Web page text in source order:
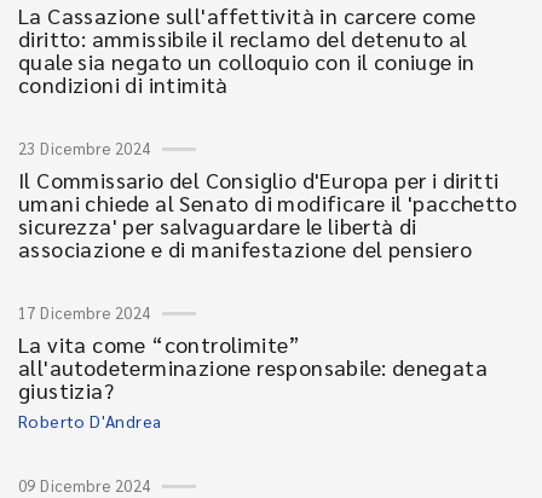
La Cassazione sull'affettività in carcere come
diritto: ammissibile il reclamo del detenuto al
quale sia negato un colloquio con il coniuge in
condizioni di intimità
23 Dicembre 2024
Il Commissario del Consiglio d'Europa per i diritti
umani chiede al Senato di modificare il 'pacchetto
sicurezza' per salvaguardare le libertà di
associazione e di manifestazione del pensiero
17 Dicembre 2024
La vita come “controlimite”
all'autodeterminazione responsabile: denegata
giustizia?
Roberto D'Andrea
09 Dicembre 2024